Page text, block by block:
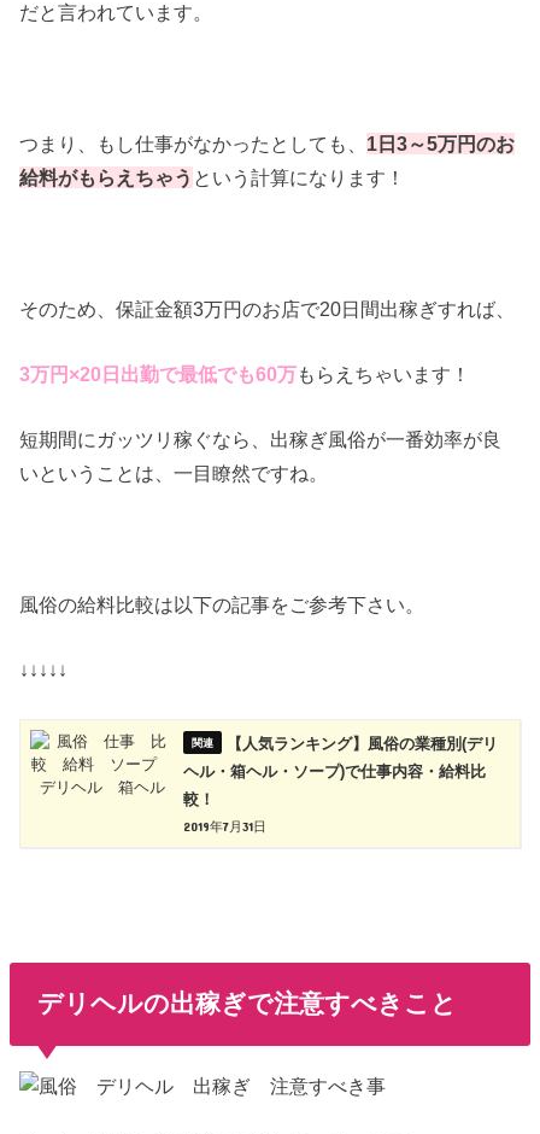
だと言われています。
つまり、もし仕事がなかったとしても、 1日3～5万円のお
給料がもらえちゃう という計算になります！
そのため、保証金額3万円のお店で20日間出稼ぎすれば、
3万円×20日出勤で最低でも60万もらえちゃいます！
短期間にガッツリ稼ぐなら、出稼ぎ風俗が一番効率が良
いということは、一目瞭然ですね。
風俗の給料比較は以下の記事をご参考下さい。
↓↓↓↓↓
【人気ランキング】風俗の業種別(デリ
ヘル・箱ヘル・ソープ)で仕事内容・給料比
較！
2019年7月31日
デリヘルの出稼ぎで注意すべきこと